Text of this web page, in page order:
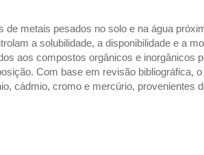
de metais pesados no solo e na água
a solubilidade, a disponibilidade e a
aos compostos orgânicos e inorgânicos
Com base em revisão bibliográfica,
cádmio, cromo e mercúrio, provenientes